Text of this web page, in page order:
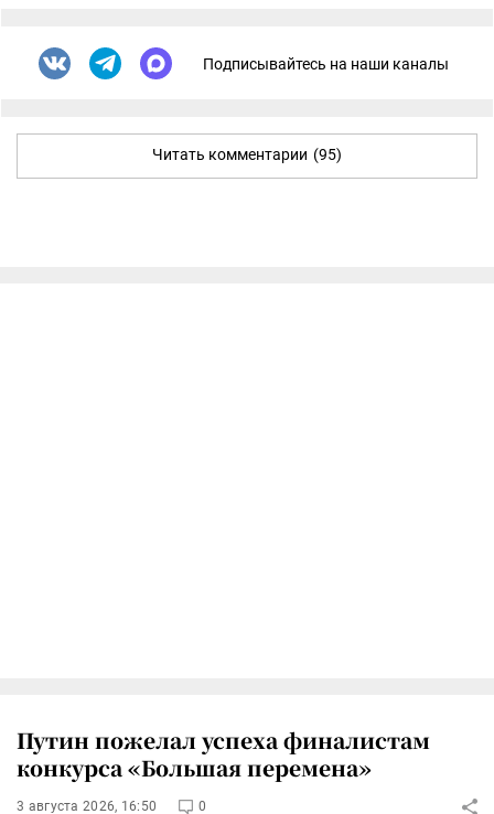
Подписывайтесь на наши каналы
Читать комментарии (95)
Путин пожелал успеха финалистам
конкурса «Большая перемена»
3 августа 2026, 16:50 0